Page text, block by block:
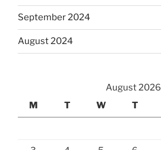
September 2024
August 2024
August 2026
M
T W T